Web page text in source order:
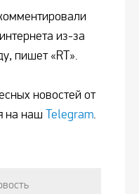
из-за
пишет «RT».
новостей от
на наш Telegram.